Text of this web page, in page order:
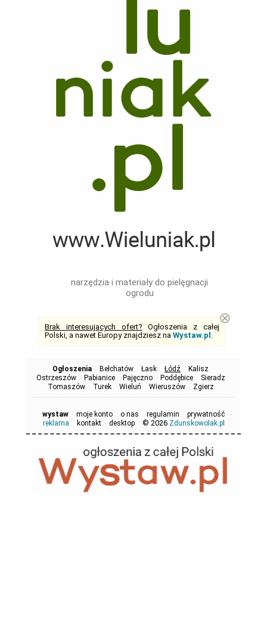
narzędzia i materiały do pielęgnacji
ogrodu
Brak interesujących ofert? Ogłoszenia z całej
Polski, a nawet Europy znajdziesz na Wystaw.pl .
⊗
Ogłoszenia Bełchatów Łask Łódź
Kalisz
Ostrzeszów
Pabianice Pajęczno Poddębice
Sieradz
Tomaszów
Turek Wieluń Wieruszów Zgierz
wystaw moje konto o nas regulamin
prywatność
reklama
kontakt desktop © 2026 Zdunskowolak.pl